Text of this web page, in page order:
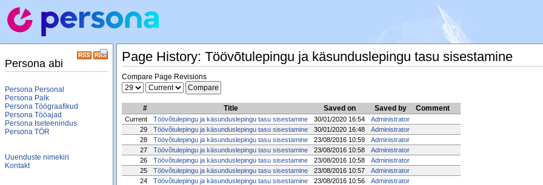
Persona abi
Persona Personal
Persona Palk
Persona Töögraafikud
Persona Tööajad
Persona Iseteenindus
Persona TÖR
Uuenduste nimekiri
Kontakt
Page History: Töövõtulepingu ja käsunduslepingu tasu sisestamine
Compare Page Revisions
# Title Saved on Saved by Comment
Current Töövõtulepingu ja käsunduslepingu tasu sisestamine 30/01/2020 16:54
Administrator
29
Töövõtulepingu ja käsunduslepingu tasu sisestamine 30/01/2020 16:48
Administrator
28
Töövõtulepingu ja käsunduslepingu tasu sisestamine 23/08/2016 10:59
Administrator
27
Töövõtulepingu ja käsunduslepingu tasu sisestamine 23/08/2016 10:58
Administrator
26
Töövõtulepingu ja käsunduslepingu tasu sisestamine 23/08/2016 10:58
Administrator
25
Töövõtulepingu ja käsunduslepingu tasu sisestamine 23/08/2016 10:57
Administrator
24
Töövõtulepingu ja käsunduslepingu tasu sisestamine 23/08/2016 10:56
Administrator